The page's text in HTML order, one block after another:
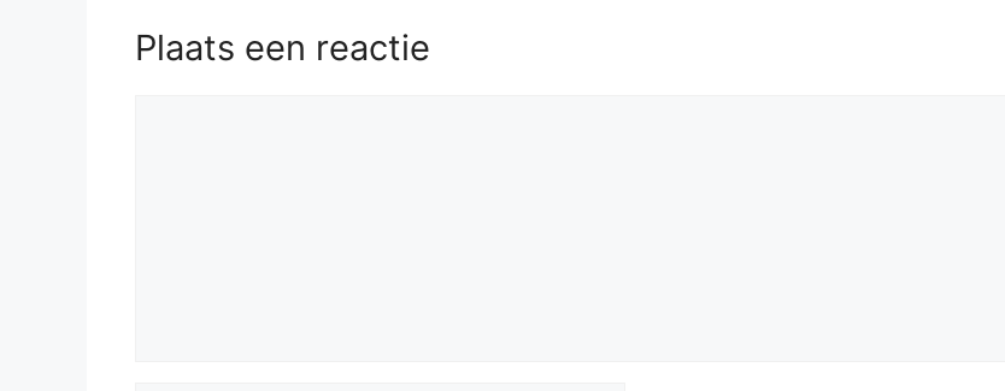
Plaats een reactie